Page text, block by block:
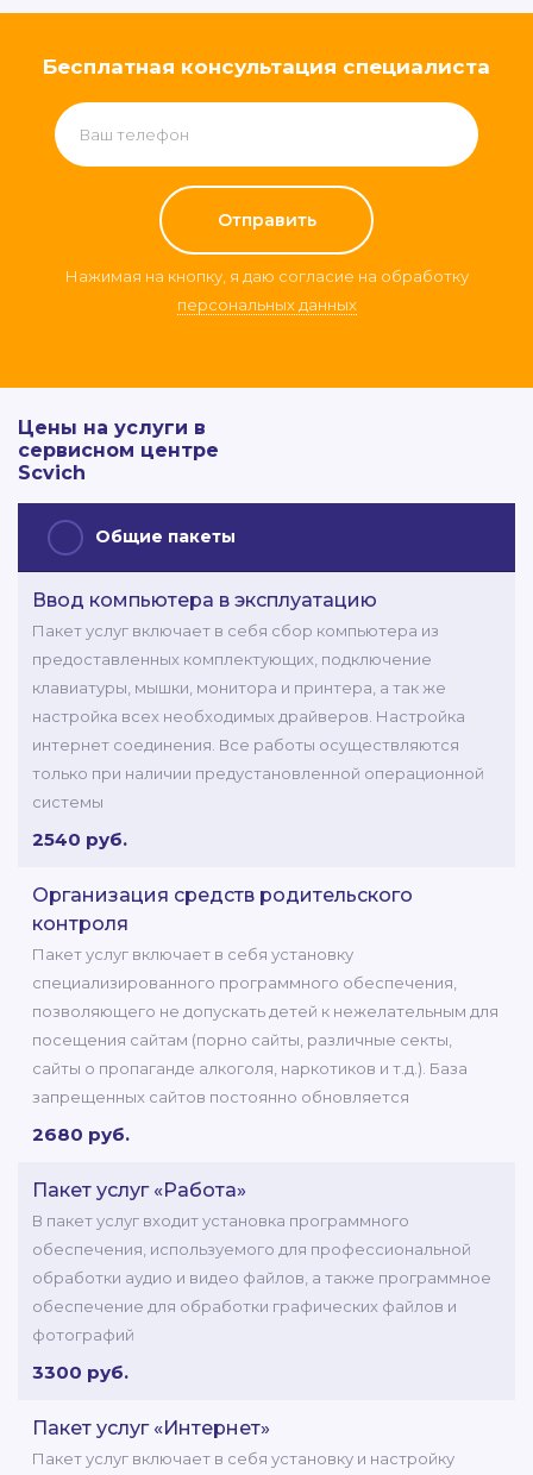
Бесплатная консультация специалиста
Нажимая на кнопку, я даю согласие на обработку
персональных данных
Цены на услуги в
сервисном центре
Scvich
Общие пакеты
Ввод компьютера в эксплуатацию
Пакет услуг включает в себя сбор компьютера из
предоставленных комплектующих, подключение
клавиатуры, мышки, монитора и принтера, а так же
настройка всех необходимых драйверов. Настройка
интернет соединения. Все работы осуществляются
только при наличии предустановленной операционной
системы
2540 руб.
Организация средств родительского
контроля
Пакет услуг включает в себя установку
специализированного программного обеспечения,
позволяющего не допускать детей к нежелательным для
посещения сайтам (порно сайты, различные секты,
сайты о пропаганде алкоголя, наркотиков и т.д.). База
запрещенных сайтов постоянно обновляется
2680 руб.
Пакет услуг «Работа»
В пакет услуг входит установка программного
обеспечения, используемого для профессиональной
обработки аудио и видео файлов, а также программное
обеспечение для обработки графических файлов и
фотографий
3300 руб.
Пакет услуг «Интернет»
Пакет услуг включает в себя установку и настройку